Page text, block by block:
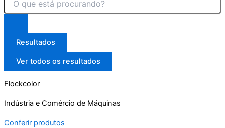
Resultados
Ver todos os resultados
Flockcolor
Indústria e Comércio de Máquinas
Conferir produtos